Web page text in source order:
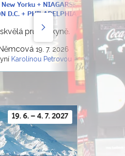
Yorku + NIAGARSKÉ VODOPÁDY +
D.C. + PHILADELPHIA (letecky z
průvodkyně.
19. 7. 2026
Karolínou Petrovou
19. 6. – 4. 7. 2027